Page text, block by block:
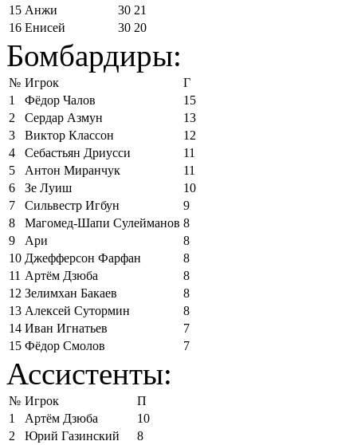
15 Анжи 30 21
16 Енисей 30 20
Бомбардиры:
№ Игрок
Г
1
Фёдор Чалов
15
2
Сердар Азмун
13
3
Виктор Классон
12
4
Себастьян Дриусси
11
5
Антон Миранчук
11
6
Зе Луиш
10
7
Сильвестр Игбун
9
8
Магомед-Шапи Сулейманов 8
9
Ари
8
10 Джефферсон Фарфан
8
11 Артём Дзюба
8
12 Зелимхан Бакаев
8
13 Алексей Сутормин
8
14 Иван Игнатьев
7
15 Фёдор Смолов 7
Ассистенты:
№ Игрок
П
1
Артём Дзюба
10
2
Юрий Газинский
8